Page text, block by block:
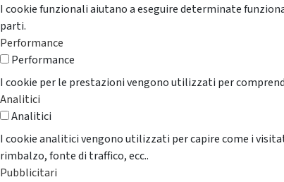
I cookie funzionali aiutano a eseguire determinate
parti.
Performance
Performance
I cookie per le prestazioni vengono utilizzati per
Analitici
Analitici
I cookie analitici vengono utilizzati per capire come i
rimbalzo, fonte di traffico, ecc..
Pubblicitari